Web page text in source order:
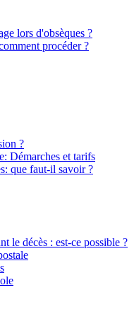
lors d'obsèques ?
procéder ?
?
Démarches et tarifs
que faut-il savoir ?
le décès : est-ce possible ?